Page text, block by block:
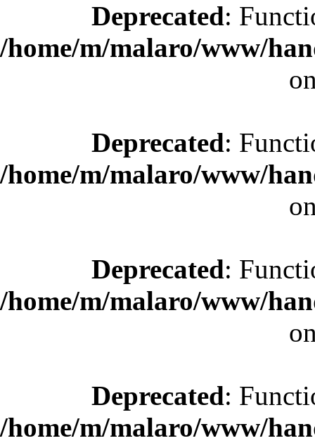
Deprecated:
/home/m/malaro/www/
Deprecated:
/home/m/malaro/www/
Deprecated:
/home/m/malaro/www/
Deprecated:
/home/m/malaro/www/